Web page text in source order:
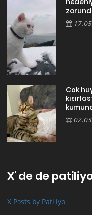
Cok
X' de de
X Posts by Patiliyo